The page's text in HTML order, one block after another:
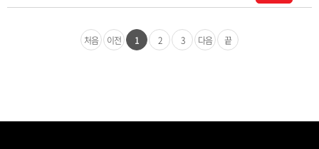
처음 이전 1 2 3 다음 끝